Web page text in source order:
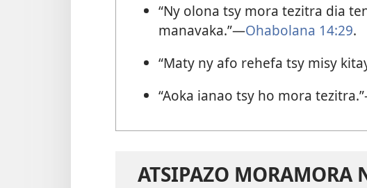
“Ny olona tsy mora tezitra dia
manavaka.”—Ohabolana 14:29.
“Maty ny afo rehefa tsy misy
“Aoka ianao tsy ho mora
ATSIPAZO MORAMORA